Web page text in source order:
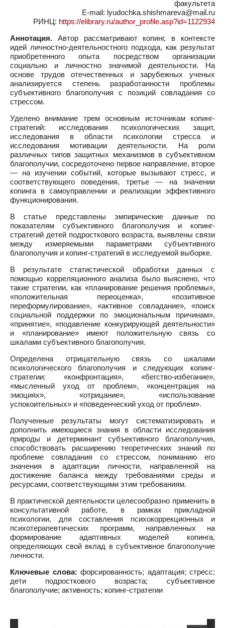
факультета
E-mail: lyudochka.shishmareva@mail.ru
РИНЦ: https://elibrary.ru/author_profile.asp?id=1122934
Аннотация. Автор рассматривают копинг, в контексте
идей личностно-деятельностного подхода, как результат
приобретенного опыта посредством организации
социально и личностно значимой деятельности. На
основе трудов отечественных и зарубежных ученых
анализируется степень разработанности проблемы
субъективного благополучия с позиций совладания со
стрессом.
Уделено внимание трем основным источникам копинг-
стратегий: исследования психологических защит,
исследования в области психологии стресса и
исследования мотивации деятельности. На роли
различных типов защитных механизмов в субъективном
благополучии, сосредоточено первое направление, второе
— на изучении событий, которые вызывают стресс, и
соответствующего поведения, третье — на значении
копинга в самоуправлении и реализации эффективного
функционирования.
В статье представлены эмпирические данные по
показателям субъективного благополучия и копинг-
стратегий детей подросткового возраста, выявлены связи
между измеряемыми параметрами субъективного
благополучия и копинг-стратегий в исследуемой выборке.
В результате статистической обработки данных с
помощью корреляционного анализа было выяснено, что
такие стратегии, как «планирование решения проблемы»,
«положительная переоценка», «позитивное
переформулирование», «активное совладание», «поиск
социальной поддержки по эмоциональным причинам»,
«принятие», «подавление конкурирующей деятельности»
и «планирование» имеют положительную связь со
шкалами субъективного благополучия.
Определена отрицательную связь со шкалами
психологического благополучия и следующих копинг-
стратегии: «конфронтация», «бегство-избегание»,
«мысленный уход от проблем», «концентрация на
эмоциях», «отрицание», «использование
успокоительных» и «поведенческий уход от проблем».
Полученные результаты могут систематизировать и
дополнить имеющиеся знания в области исследования
природы и детерминант субъективного благополучия,
способствовать расширению теоретических знаний по
проблеме совладания со стрессом, пониманию его
значения в адаптации личности, направленной на
достижение баланса между требованиями среды и
ресурсами, соответствующими этим требованиям.
В практической деятельности целесообразно применить в
консультативной работе, в рамках прикладной
психологии, для составления психокоррекционных и
психотерапевтических программ, направленных на
формирование адаптивных моделей копинга,
определяющих свой вклад в субъективное благополучие
личности.
Ключевые слова: форсированность; адаптация; стресс;
дети подросткового возраста; субъективное
благополучие; активность; копинг-стратегии